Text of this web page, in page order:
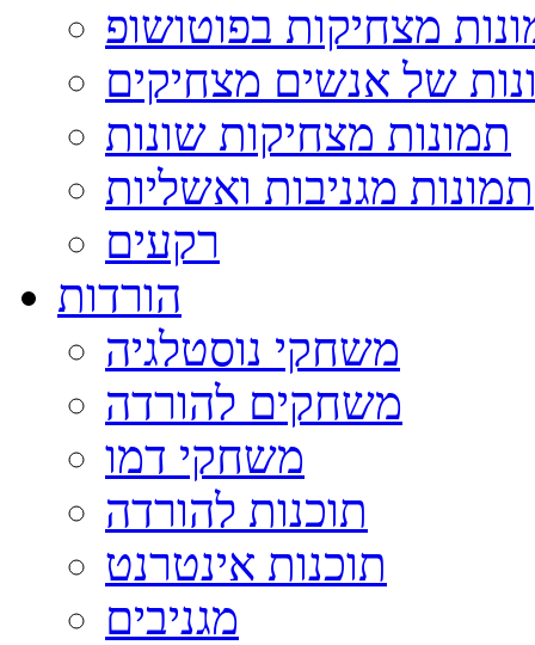
מצחיקות בפוטושופ
של אנשים מצחיקים
תמונות מצחיקות שונות
תמונות מגניבות ואשליות
רקעים
הורדות
משחקי נוסטלגיה
משחקים להורדה
משחקי דמו
תוכנות להורדה
תוכנות אינטרנט
מגניבים